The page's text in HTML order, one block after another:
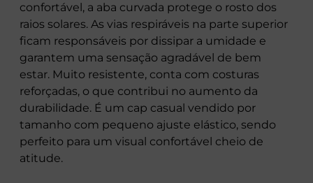
confortável, a aba curvada protege o rosto dos
raios solares. As vias respiráveis na parte superior
ficam responsáveis por dissipar a umidade e
garantem uma sensação agradável de bem
estar. Muito resistente, conta com costuras
reforçadas, o que contribui no aumento da
durabilidade. É um cap casual vendido por
tamanho com pequeno ajuste elástico, sendo
perfeito para um visual confortável cheio de
atitude.